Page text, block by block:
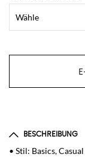
BESCHREIBUNG
• Stil: Basics, Casual